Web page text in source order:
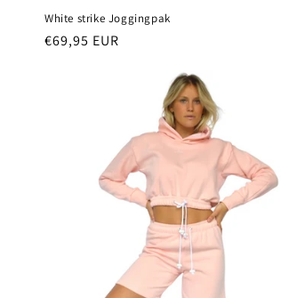
White strike Joggingpak
Normale
€69,95 EUR